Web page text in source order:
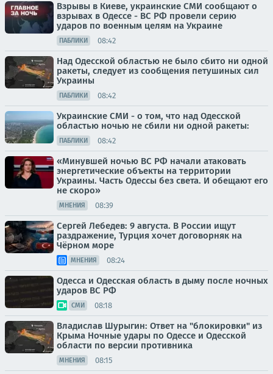
Взрывы в Киеве, украинские СМИ сообщают о
взрывах в Одессе - ВС РФ провели серию
ударов по военным целям на Украине
ПАБЛИКИ 08:42
Над Одесской областью не было сбито ни одной
ракеты, следует из сообщения петушиных сил
Украины
ПАБЛИКИ 08:42
Украинские СМИ - о том, что над Одесской
областью ночью не сбили ни одной ракеты:
ПАБЛИКИ 08:42
«Минувшей ночью ВС РФ начали атаковать
энергетические объекты на территории
Украины. Часть Одессы без света. И обещают его
не скоро»
МНЕНИЯ 08:39
Сергей Лебедев: 9 августа. В России ищут
раздражение, Турция хочет договорняк на
Чёрном море
МНЕНИЯ 08:24
Одесса и Одесская область в дыму после ночных
ударов ВС РФ
СМИ 08:18
Владислав Шурыгин: Ответ на "блокировки" из
Крыма Ночные удары по Одессе и Одесской
области по версии противника
МНЕНИЯ 08:15